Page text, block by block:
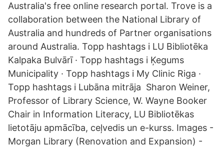
Australia's free online research portal. Trove is a
collaboration between the National Library of
Australia and hundreds of Partner organisations
around Australia. Topp hashtags i LU Bibliotēka
Kalpaka Bulvārī · Topp hashtags i Ķegums
Municipality · Topp hashtags i My Clinic Riga ·
Topp hashtags i Lubāna mitrāja Sharon Weiner,
Professor of Library Science, W. Wayne Booker
Chair in Information Literacy, LU Bibliotēkas
lietotāju apmācība, ceļvedis un e-kurss. Images -
Morgan Library (Renovation and Expansion) -